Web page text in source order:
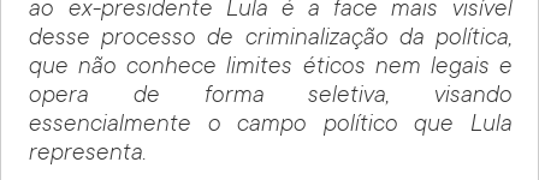
ao ex-presidente Lula é a face mais visível
desse processo de criminalização da política,
que não conhece limites éticos nem legais e
opera de forma seletiva, visando
essencialmente o campo político que Lula
representa.